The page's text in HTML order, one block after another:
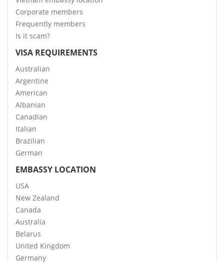
Corporate members
Frequently members
Is it scam?
VISA REQUIREMENTS
Australian
Argentine
American
Albanian
Canadian
Italian
Brazilian
German
EMBASSY LOCATION
USA
New Zealand
Canada
Australia
Belarus
United Kingdom
Germany